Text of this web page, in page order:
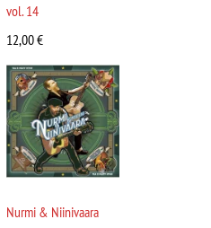
vol. 14
12,00€
Nurmi & Niinivaara